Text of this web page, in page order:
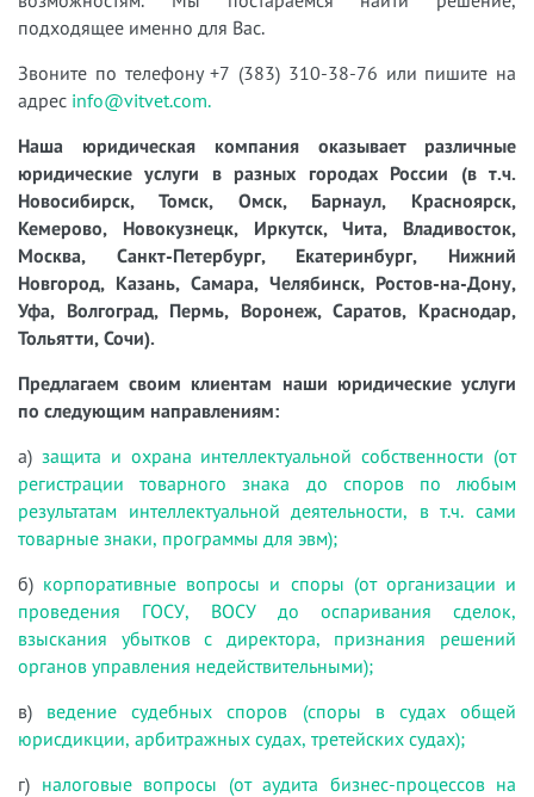
подходящее именно для Вас.
Звоните по телефону +7 (383) 310-38-76 или пишите на
адрес info@vitvet.com.
Наша юридическая компания оказывает различные
юридические услуги в разных городах России (в т.ч.
Новосибирск, Томск, Омск, Барнаул, Красноярск,
Кемерово, Новокузнецк, Иркутск, Чита, Владивосток,
Москва, Санкт-Петербург, Екатеринбург, Нижний
Новгород, Казань, Самара, Челябинск, Ростов-на-Дону,
Уфа, Волгоград, Пермь, Воронеж, Саратов, Краснодар,
Тольятти, Сочи).
Предлагаем своим клиентам наши юридические услуги
по следующим направлениям:
а) защита и охрана интеллектуальной собственности (от
регистрации товарного знака до споров по любым
результатам интеллектуальной деятельности, в т.ч. сами
товарные знаки, программы для эвм);
б) корпоративные вопросы и споры (от организации и
проведения ГОСУ, ВОСУ до оспаривания сделок,
взыскания убытков с директора, признания решений
органов управления недействительными);
в) ведение судебных споров (споры в судах общей
юрисдикции, арбитражных судах, третейских судах);
г) налоговые вопросы (от аудита бизнес-процессов на